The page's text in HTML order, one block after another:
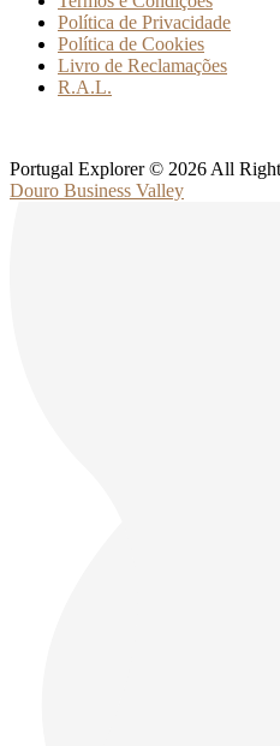
Política de Privacidade
Política de Cookies
Livro de Reclamações
R.A.L.
Portugal Explorer © 2026 All
Douro Business Valley